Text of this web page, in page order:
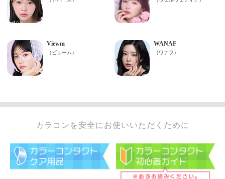
カラコンを安全にお使いいただくために